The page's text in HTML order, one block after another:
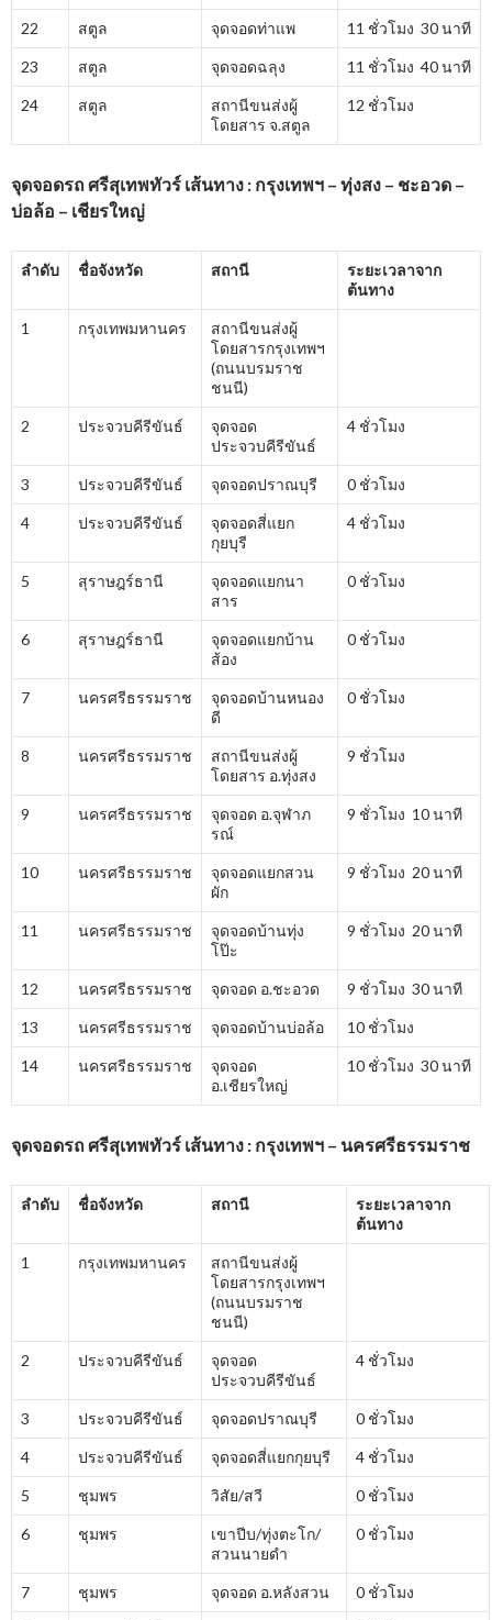
22 สตูล จุดจอดท่าแพ 11 ชั่วโมง 30 นาที
23 สตูล จุดจอดฉลุง 11 ชั่วโมง 40 นาที
24 สตูล
สถานีขนส่งผู้
โดยสาร จ.สตูล
12 ชั่วโมง
จุดจอดรถ ศรีสุเทพทัวร์ เส้นทาง : กรุงเทพฯ – ทุ่งสง – ชะอวด –
บ่อล้อ – เชียรใหญ่
ลำดับ ชื่อจังหวัด สถานี
ระยะเวลาจาก
ต้นทาง
1 กรุงเทพมหานคร
สถานีขนส่งผู้
โดยสารกรุงเทพฯ
(ถนนบรมราช
ชนนี)
2 ประจวบคีรีขันธ์
จุดจอด
ประจวบคีรีขันธ์
4 ชั่วโมง
3 ประจวบคีรีขันธ์ จุดจอดปราณบุรี 0 ชั่วโมง
4 ประจวบคีรีขันธ์
จุดจอดสี่แยก
กุยบุรี
4 ชั่วโมง
5 สุราษฎร์ธานี
จุดจอดแยกนา
สาร
0 ชั่วโมง
6 สุราษฎร์ธานี
จุดจอดแยกบ้าน
ส้อง
0 ชั่วโมง
7 นครศรีธรรมราช
จุดจอดบ้านหนอง
ดี
0 ชั่วโมง
8 นครศรีธรรมราช
สถานีขนส่งผู้
โดยสาร อ.ทุ่งสง
9 ชั่วโมง
9 นครศรีธรรมราช
จุดจอด อ.จุฬาภ
รณ์
9 ชั่วโมง 10 นาที
10 นครศรีธรรมราช
จุดจอดแยกสวน
ผัก
9 ชั่วโมง 20 นาที
11 นครศรีธรรมราช
จุดจอดบ้านทุ่ง
โป๊ะ
9 ชั่วโมง 20 นาที
12 นครศรีธรรมราช จุดจอด อ.ชะอวด 9 ชั่วโมง 30 นาที
13 นครศรีธรรมราช จุดจอดบ้านบ่อล้อ 10 ชั่วโมง
14 นครศรีธรรมราช
จุดจอด
อ.เชียรใหญ่
10 ชั่วโมง 30 นาที
จุดจอดรถ ศรีสุเทพทัวร์ เส้นทาง : กรุงเทพฯ – นครศรีธรรมราช
ลำดับ ชื่อจังหวัด สถานี
ระยะเวลาจาก
ต้นทาง
1 กรุงเทพมหานคร
สถานีขนส่งผู้
โดยสารกรุงเทพฯ
(ถนนบรมราช
ชนนี)
2 ประจวบคีรีขันธ์
จุดจอด
ประจวบคีรีขันธ์
4 ชั่วโมง
3 ประจวบคีรีขันธ์ จุดจอดปราณบุรี 0 ชั่วโมง
4 ประจวบคีรีขันธ์ จุดจอดสี่แยกกุยบุรี 4 ชั่วโมง
5 ชุมพร วิสัย/สวี 0 ชั่วโมง
6 ชุมพร
เขาปีบ/ทุ่งตะโก/
สวนนายดำ
0 ชั่วโมง
7 ชุมพร จุดจอด อ.หลังสวน 0 ชั่วโมง